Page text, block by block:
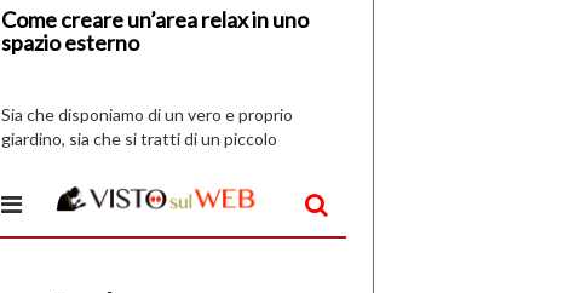
Come creare un’area relax in uno
spazio esterno
Sia che disponiamo di un vero e proprio
giardino, sia che si tratti di un piccolo